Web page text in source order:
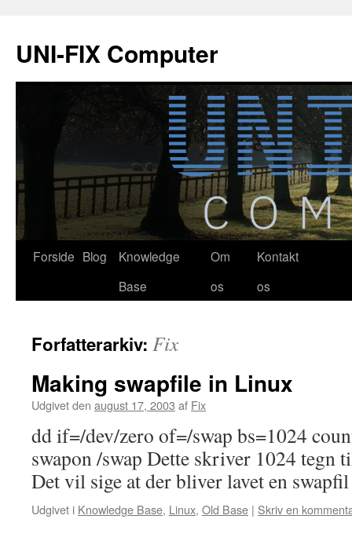
indhold
UNI-FIX Computer
Forside Blog
Knowledge
Base
Om
os
Kontakt
os
Forfatterarkiv: Fix
Making swapfile in Linux
Udgivet den august 17, 2003 af Fix
dd if=/dev/zero of=/swap bs=1024
swapon /swap Dette skriver 1024 tegn
Det vil sige at der bliver lavet en
Udgivet i Knowledge Base, Linux, Old Base | Skriv en